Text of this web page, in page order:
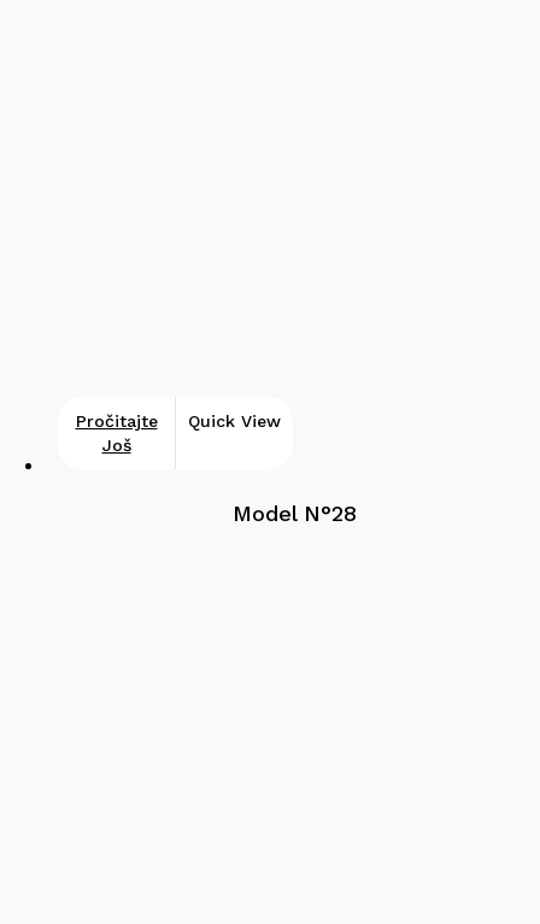
Pročitajte
Još
Quick View
Model N°28